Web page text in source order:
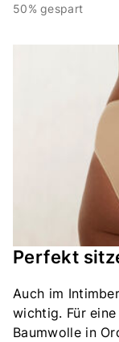
50% gespart
Perfekt
Auch im
wichtig. Für
Baumwolle in